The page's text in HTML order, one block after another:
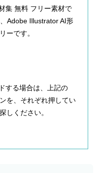
集 無料 フリー素材で
Adobe Illustrator AI形
ーです。
する場合は、上記の
を、それぞれ押してい
しください。